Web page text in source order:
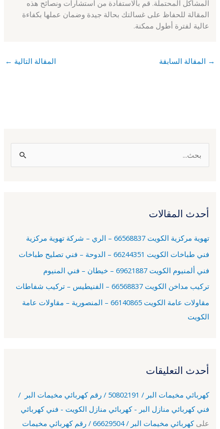
المشاكل المحتملة. قم بالاستفادة من استشارات ونصائح هذه
المقالة للحفاظ على غسالتك بحالة جيدة وضمان عملها بكفاءة
عالية لفترة أطول ممكنة.
→ المقالة السابقة المقالة التالية ←
ث
ن
:
أحدث المقالات
تهوية مركزية الكويت 66568837 – الري – شركة تهوية مركزية
فني طباخات الكويت 66244351 – الدوحة – فني تصليح طباخات
فني ألمنيوم الكويت 69621887 – خيطان – فني المنيوم
تركيب مداخن الكويت 66568837 – الفنيطيس – تركيب شفاطات
مقاولات عامة الكويت 66140865 – المنصورية – مقاولات عامة
الكويت
أحدث التعليقات
كهربائي مخيمات البر / 50802191 / رقم كهربائي مخيمات البر /
فني كهربائي منازل البر - كهربائي منازل الكويت - فني كهربائي
على
كهربائي مخيمات البر / 66629504 / رقم كهربائي مخيمات